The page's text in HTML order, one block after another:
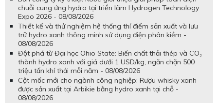
chuỗi cung ứng hydro tại triển lãm Hydrogen Technology
Expo 2026 - 08/08/2026
Thiết kế và thử nghiệm hệ thống thí điểm sản xuất và lưu
trữ hydro xanh thông minh sử dụng điện phân kiềm -
08/08/2026
Đột phá từ Đại học Ohio State: Biến chất thải thép và CO₂
thành hydro xanh với giá dưới 1 USD/kg, ngăn chặn 500
triệu tấn khí thải mỗi năm - 08/08/2026
Cột mốc mới cho ngành công nghiệp: Rượu whisky xanh
được sản xuất tại Arbikie bằng hydro xanh tại chỗ -
08/08/2026